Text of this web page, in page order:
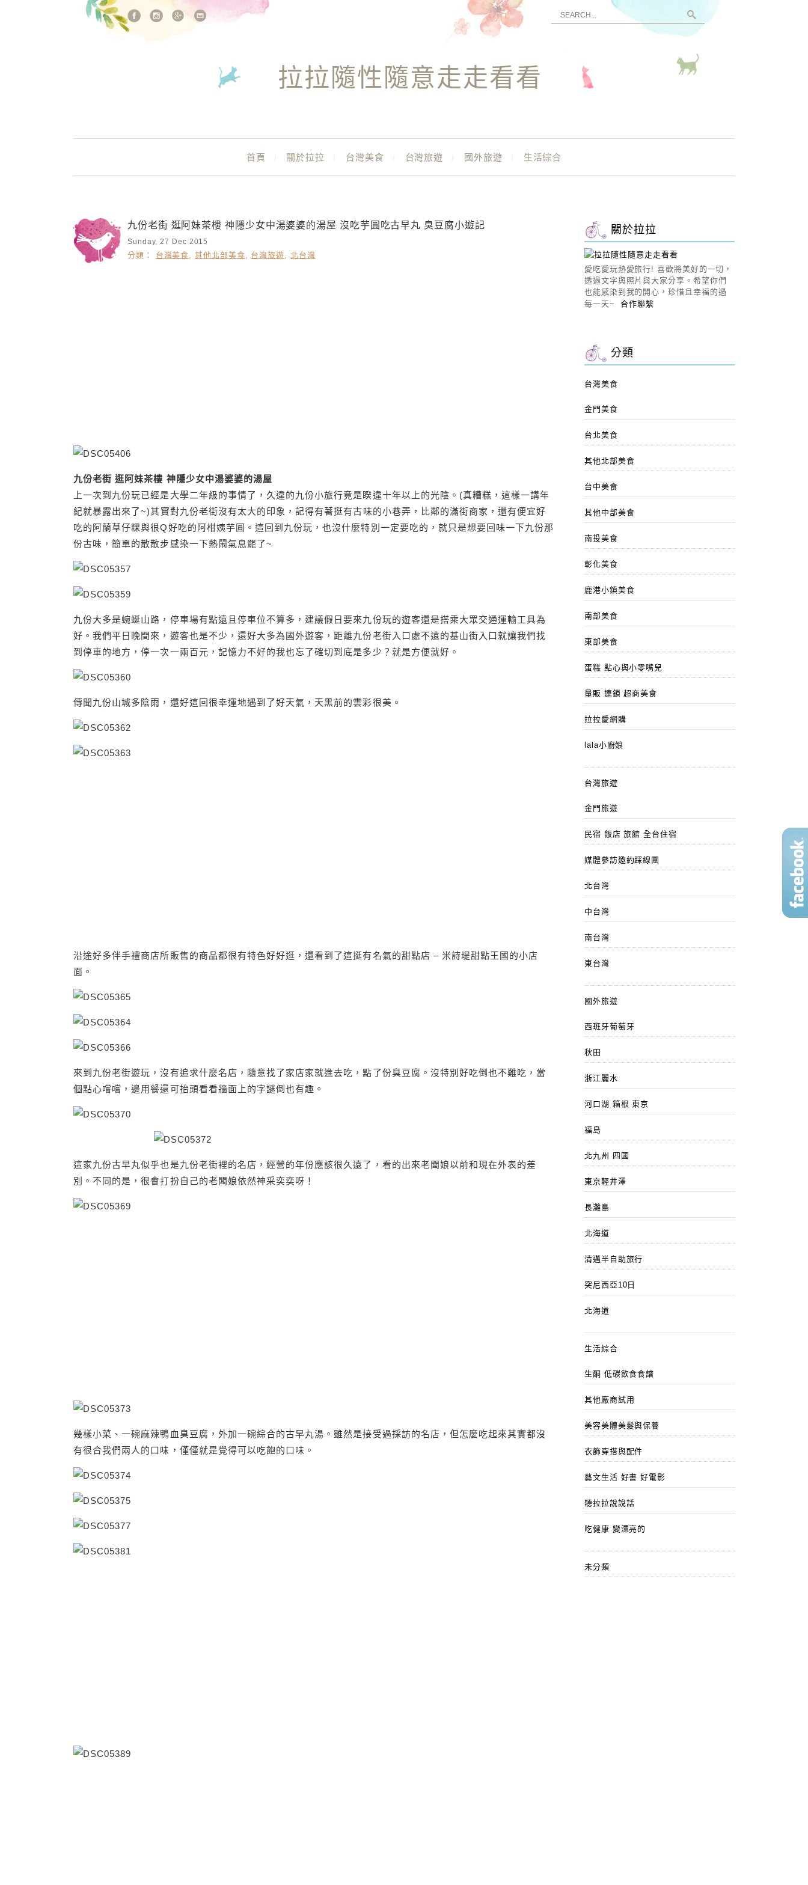
站內搜尋
拉拉隨性隨意走走看看
首頁 關於拉拉 台灣美食 台灣旅遊 國外旅遊 生活綜合
九份老街 逛阿妹茶樓 神隱少女中湯婆婆的湯屋 沒吃芋圓吃古早丸 臭豆腐小遊記
Sunday, 27 Dec 2015
分類： 台灣美食,其他北部美食, 台灣旅遊, 北台灣
九份老街 逛阿妹茶樓 神隱少女中湯婆婆的湯屋
上一次到九份玩已經是大學二年級的事情了，久違的九份小旅行竟是睽違十年以上的光陰。(真糟糕，這樣一講年
紀就暴露出來了~)其實對九份老街沒有太大的印象，記得有著挺有古味的小巷弄，比鄰的滿街商家，還有便宜好
吃的阿蘭草仔粿與很Q好吃的阿柑姨芋圓。這回到九份玩，也沒什麼特別一定要吃的，就只是想要回味一下九份那
份古味，簡單的散散步感染一下熱鬧氣息罷了~
九份大多是蜿蜒山路，停車場有點遠且停車位不算多，建議假日要來九份玩的遊客還是搭乘大眾交通運輸工具為
好。我們平日晚間來，遊客也是不少，還好大多為國外遊客，距離九份老街入口處不遠的基山街入口就讓我們找
到停車的地方，停一次一兩百元，記憶力不好的我也忘了確切到底是多少？就是方便就好。
傳聞九份山城多陰雨，還好這回很幸運地遇到了好天氣，天黑前的雲彩很美。
沿途好多伴手禮商店所販售的商品都很有特色好好逛，還看到了這挺有名氣的甜點店 – 米詩堤甜點王國的小店
面。
來到九份老街遊玩，沒有追求什麼名店，隨意找了家店家就進去吃，點了份臭豆腐。沒特別好吃倒也不難吃，當
個點心嚐嚐，邊用餐還可抬頭看看牆面上的字謎倒也有趣。
這家九份古早丸似乎也是九份老街裡的名店，經營的年份應該很久遠了，看的出來老闆娘以前和現在外表的差
別。不同的是，很會打扮自己的老闆娘依然神采奕奕呀！
幾樣小菜、一碗麻辣鴨血臭豆腐，外加一碗綜合的古早丸湯。雖然是接受過採訪的名店，但怎麼吃起來其實都沒
有很合我們兩人的口味，僅僅就是覺得可以吃飽的口味。
關於拉拉
愛吃愛玩熱愛旅行! 喜歡將美好的一切，
透過文字與照片與大家分享。希望你們
也能感染到我的開心，珍惜且幸福的過
每一天~合作聯繫
分類
台灣美食
金門美食
台北美食
其他北部美食
台中美食
其他中部美食
南投美食
彰化美食
鹿港小鎮美食
南部美食
東部美食
蛋糕 點心與小零嘴兒
量販 連鎖 超商美食
拉拉愛網購
lala小廚娘
台灣旅遊
金門旅遊
民宿 飯店 旅館 全台住宿
媒體參訪邀約踩線團
北台灣
中台灣
南台灣
東台灣
國外旅遊
西班牙葡萄牙
秋田
浙江麗水
河口湖 箱根 東京
福島
北九州 四國
東京輕井澤
長灘島
北海道
清邁半自助旅行
突尼西亞10日
北海道
生活綜合
生酮 低碳飲食食譜
其他廠商試用
美容美體美髮與保養
衣飾穿搭與配件
藝文生活 好書 好電影
聽拉拉說說話
吃健康 變漂亮的
未分類